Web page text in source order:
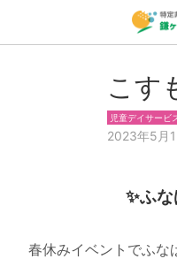
こす
児童デイサービ
2023年5月1
✨ふ
春休みイベントでふな